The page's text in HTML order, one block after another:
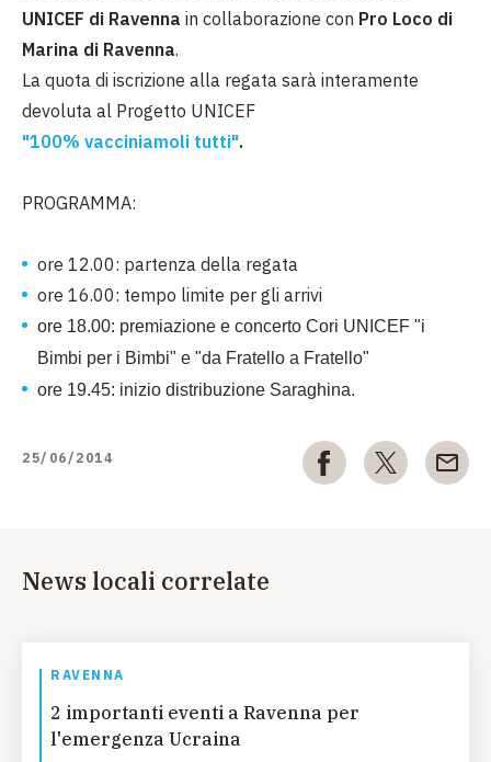
UNICEF di Ravenna in collaborazione con Pro Loco di
Marina di Ravenna.
La quota di iscrizione alla regata sarà interamente
devoluta al Progetto UNICEF
"100% vacciniamoli tutti".
PROGRAMMA:
ore 12.00: partenza della regata
ore 16.00: tempo limite per gli arrivi
ore 18.00: premiazione e concerto Cori UNICEF "i
Bimbi per i Bimbi" e "da Fratello a Fratello"
ore 19.45: inizio distribuzione Saraghina.
25/06/2014
News locali correlate
RAVENNA
2 importanti eventi a Ravenna per
l'emergenza Ucraina